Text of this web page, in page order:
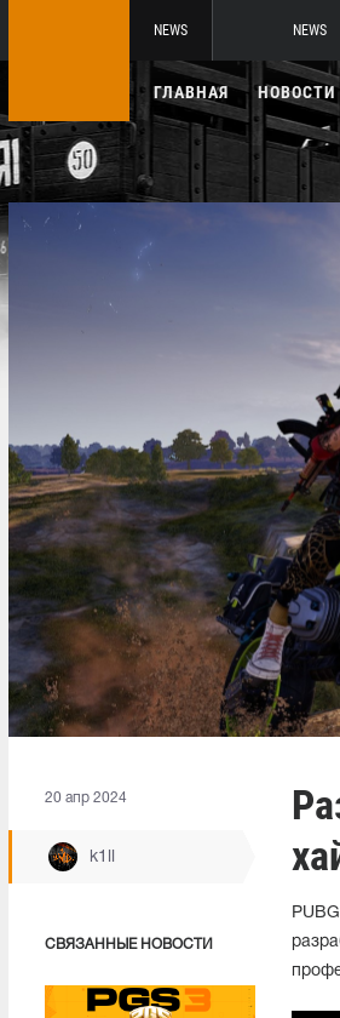
NEWS NEWS
ГЛАВНАЯ НОВОСТИ
20 апр 2024
k1ll
СВЯЗАННЫЕ НОВОСТИ